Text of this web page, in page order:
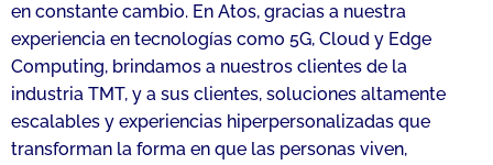
en constante cambio. En Atos, gracias a nuestra
experiencia en tecnologías como 5G, Cloud y Edge
Computing, brindamos a nuestros clientes de la
industria TMT, y a sus clientes, soluciones altamente
escalables y experiencias hiperpersonalizadas que
transforman la forma en que las personas viven,